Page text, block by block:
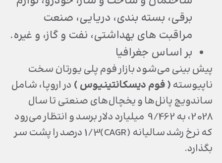
برقی، بسته بندی، دریایی، صنعت
مراقبت های بهداشتی، نفت و گاز، و غیره.
بر اساس جغرافیا
پیش بینی می‌شود بازار فوم پلی یورتان سخت
ناپیوسته( فوم دیسکانتینیوس ) در اروپا، شامل
ساندویچ پانل‌ها و یخچال‌های صنعتی تا سال
2028، به 9/462 میلیارد دلار برسد و انتظار می‌رود
که نرخ رشد سالیانه (CAGR)1/3 درصد را پشت سر
بگذارد.